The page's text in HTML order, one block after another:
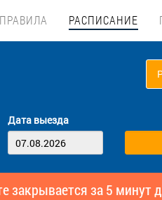
ПРАВИЛА РАСПИСАНИЕ
Дата выезда
закрывается за 5 минут